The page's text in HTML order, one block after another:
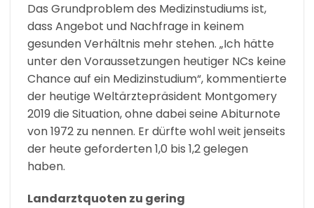
Das Grundproblem des Medizinstudiums ist,
dass Angebot und Nachfrage in keinem
gesunden Verhältnis mehr stehen. „Ich hätte
unter den Voraussetzungen heutiger NCs keine
Chance auf ein Medizinstudium“, kommentierte
der heutige Weltärztepräsident Montgomery
2019 die Situation, ohne dabei seine Abiturnote
von 1972 zu nennen. Er dürfte wohl weit jenseits
der heute geforderten 1,0 bis 1,2 gelegen
haben.
Landarztquoten zu gering